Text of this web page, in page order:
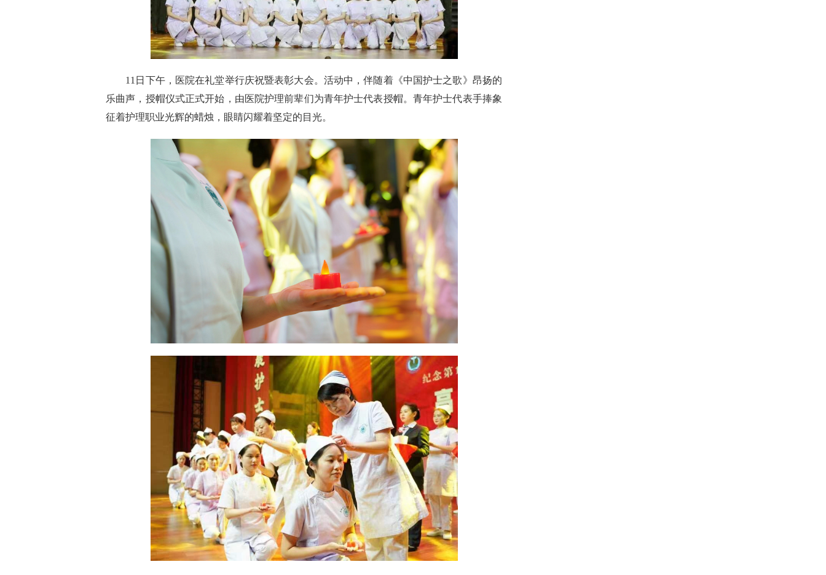
11日下午，医院在礼堂举行庆祝暨表彰大会。活动中，伴随着《中国护士之歌》昂扬的
乐曲声，授帽仪式正式开始，由医院护理前辈们为青年护士代表授帽。青年护士代表手捧象
征着护理职业光辉的蜡烛，眼睛闪耀着坚定的目光。